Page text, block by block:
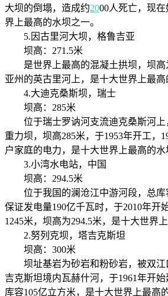
大坝的倒塌，造成约2000人死亡，现
界上最高的水坝之一。
5.因古里河大坝，格鲁吉亚
坝高：271.5米
是世界上最高的混凝土拱坝，坝高
亚州的英古里河上，是十大世界上最高
4.大迪克桑斯坝，瑞士
坝高：285米
位于瑞士罗讷河支流迪克桑斯河上
重力坝，坝高285米，于1953年开工，
户家庭的电力，是十大世界上最高的水
3.小湾水电站，中国
坝高：294.5米
位于我国的澜沧江中游河段，总库
保证发电量190亿千瓦时，于2010年开
1245米，坝高为294.5米，是十大世界
2.努列克坝，塔吉克斯坦
坝高：300米
坝址基岩为砂岩和粉砂岩，被双江
吉克斯坦境内瓦赫什河，于1961年开
库容105亿立方米，是十大世界上最高